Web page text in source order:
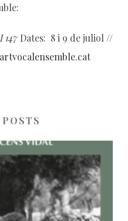
147Dates: 8 i 9 de juliol //